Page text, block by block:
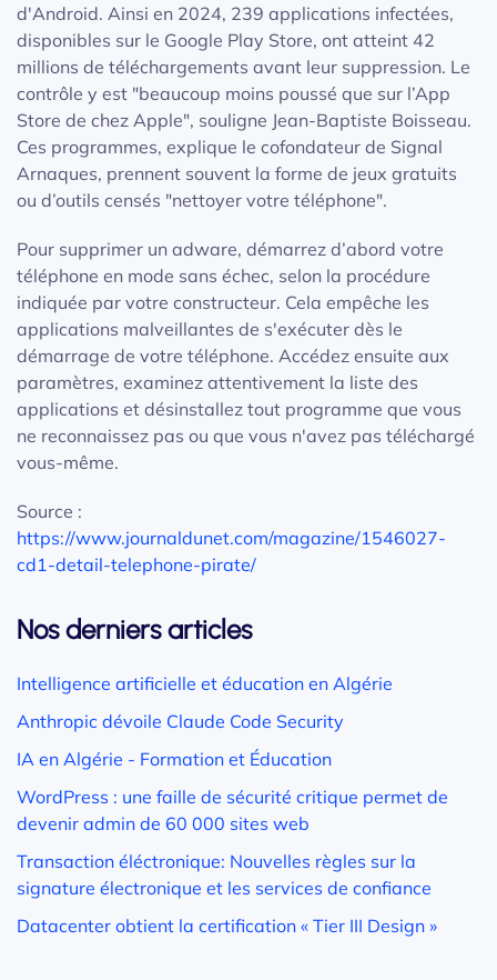
d'Android. Ainsi en 2024, 239 applications infectées,
disponibles sur le Google Play Store, ont atteint 42
millions de téléchargements avant leur suppression. Le
contrôle y est "beaucoup moins poussé que sur l’App
Store de chez Apple", souligne Jean-Baptiste Boisseau.
Ces programmes, explique le cofondateur de Signal
Arnaques, prennent souvent la forme de jeux gratuits
ou d’outils censés "nettoyer votre téléphone".
Pour supprimer un adware, démarrez d’abord votre
téléphone en mode sans échec, selon la procédure
indiquée par votre constructeur. Cela empêche les
applications malveillantes de s'exécuter dès le
démarrage de votre téléphone. Accédez ensuite aux
paramètres, examinez attentivement la liste des
applications et désinstallez tout programme que vous
ne reconnaissez pas ou que vous n'avez pas téléchargé
vous-même.
Source :
https://www.journaldunet.com/magazine/1546027-
cd1-detail-telephone-pirate/
Nos derniers articles
Intelligence artificielle et éducation en Algérie
Anthropic dévoile Claude Code Security
IA en Algérie - Formation et Éducation
WordPress : une faille de sécurité critique permet de
devenir admin de 60 000 sites web
Transaction éléctronique: Nouvelles règles sur la
signature électronique et les services de confiance
Datacenter obtient la certification « Tier III Design »